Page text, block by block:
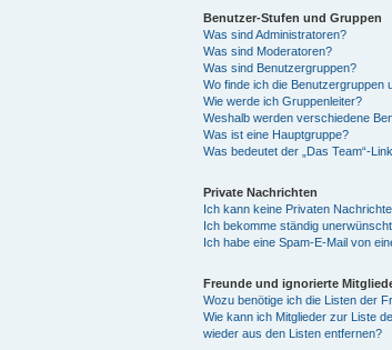
Benutzer-Stufen und Gruppen
Was sind Administratoren?
Was sind Moderatoren?
Was sind Benutzergruppen?
Wo finde ich die Benutzergruppen
Wie werde ich Gruppenleiter?
Weshalb werden verschiedene
Was ist eine Hauptgruppe?
Was bedeutet der „Das Team“-
Private Nachrichten
Ich kann keine Privaten
Ich bekomme ständig
Ich habe eine Spam-E-Mail von
Freunde und ignorierte
Wozu benötige ich die Listen der
Wie kann ich Mitglieder zur Liste
wieder aus den Listen entfernen?